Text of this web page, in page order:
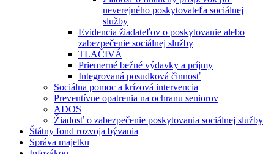
neverejného poskytovateľa sociálnej
služby
Evidencia žiadateľov o poskytovanie alebo
zabezpečenie sociálnej služby
TLAČIVÁ
Priemerné bežné výdavky a príjmy
Integrovaná posudková činnosť
Sociálna pomoc a krízová intervencia
Preventívne opatrenia na ochranu seniorov
ADOS
Žiadosť o zabezpečenie poskytovania sociálnej služby
Štátny fond rozvoja bývania
Správa majetku